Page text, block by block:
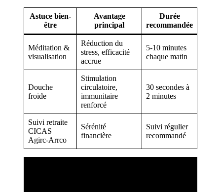
Astuce bien-
être
Avantage
principal
Durée
recommandée
Méditation &
visualisation
Réduction du
stress, efficacité
accrue
5-10 minutes
chaque matin
Douche
froide
Stimulation
circulatoire,
immunitaire
renforcé
30 secondes à
2 minutes
Suivi retraite
CICAS
Agirc-Arrco
Sérénité
financière
Suivi régulier
recommandé